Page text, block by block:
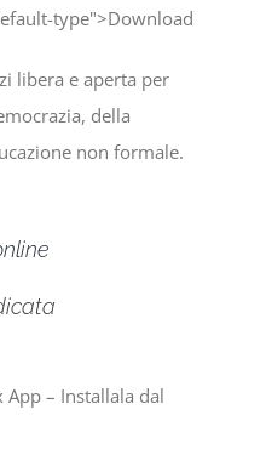
type">Download
libera e aperta per
della
non formale.
– Installala dal